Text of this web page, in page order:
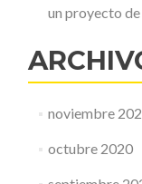
un proyecto
noviembre
octubre 2020